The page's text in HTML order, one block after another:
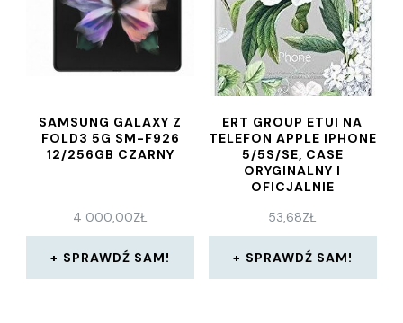
SAMSUNG GALAXY Z
FOLD3 5G SM-F926
12/256GB CZARNY
4 000,00ZŁ
SPRAWDŹ SAM!
ERT GROUP ETUI NA
TELEFON APPLE IPHONE
5/5S/SE, CASE
ORYGINALNY I
OFICJALNIE
PRZEZ BABACO, WZÓR
FLOWERS 031,
OPTYMALNIE
DOPASOWANE PLEC
53,68ZŁ
SPRAWDŹ SAM!